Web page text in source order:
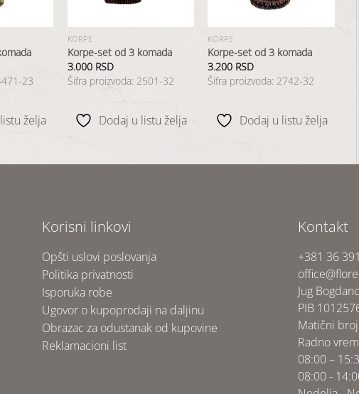
23
želja
KORPE
Korpe-set od 3 komada
3.000 RSD
Šifra proizvoda: 2501-32
Dodaj u listu želja
KORPE
Korpe-set od 3 komada
3.200 RSD
Šifra proizvoda: 2742-32
Dodaj u listu želja
Korisni linkovi
Opšti uslovi poslovanja
Politika privatnosti
Isporuka robe
Ugovor o kupoprodaji na daljinu
Obrazac za odustanak od kupovine
Reklamacioni list
Kontakt
+381 36
Jug
PIB
Matični
Radno
08:00 –
08:00 -